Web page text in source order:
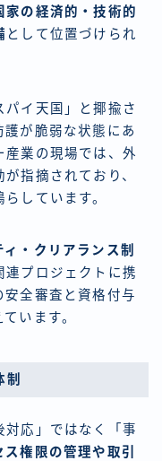
家の経済的・技術的
として位置づけられ
イ天国」と揶揄さ
が脆弱な状態にあ
産業の現場では、外
指摘されており、
しています。
・クリアランス制
連プロジェクトに携
全審査と資格付与
います。
制
対応」ではなく「事
ス権限の管理や取引